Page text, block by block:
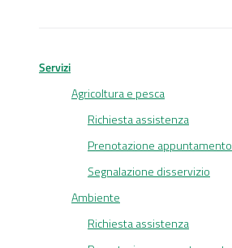
Servizi
Agricoltura e pesca
Richiesta assistenza
Prenotazione appuntamento
Segnalazione disservizio
Ambiente
Richiesta assistenza